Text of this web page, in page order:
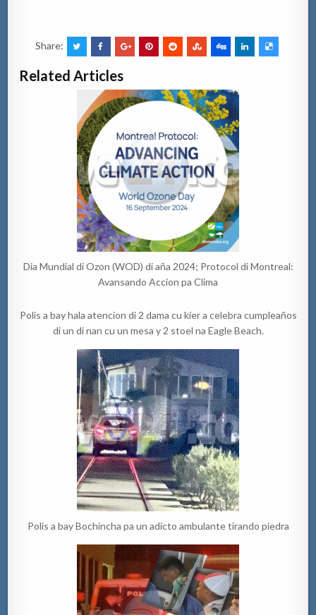
Share:
Related Articles
Dia Mundial di Ozon (WOD) di aña 2024; Protocol di Montreal:
Avansando Accion pa Clima
Polis a bay hala atencion di 2 dama cu kier a celebra cumpleaños
di un di nan cu un mesa y 2 stoel na Eagle Beach.
Polis a bay Bochincha pa un adicto ambulante tirando piedra